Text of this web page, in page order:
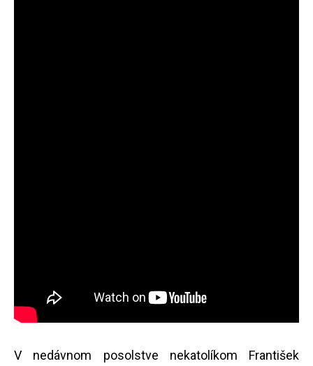
V nedávnom posolstve nekatolíkom František